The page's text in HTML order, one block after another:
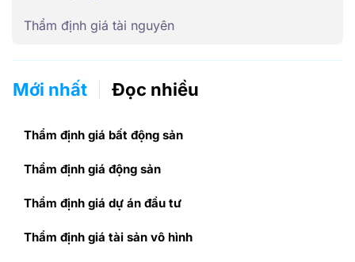
Thẩm định giá tài nguyên
Mới nhất Đọc nhiều
Thẩm định giá bất động sản
Thẩm định giá động sản
Thẩm định giá dự án đầu tư
Thẩm định giá tài sản vô hình